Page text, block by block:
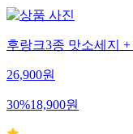
후랑크3종 맛소세지
26,900원
30%18,900원